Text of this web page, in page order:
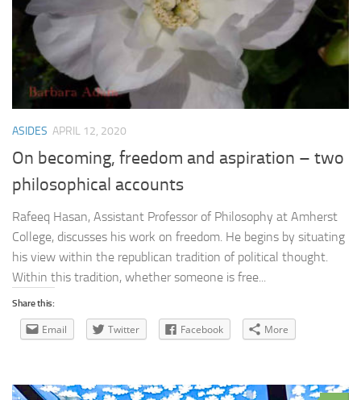
ASIDES APRIL 12, 2020
On becoming, freedom and aspiration – two
philosophical accounts
Rafeeq Hasan, Assistant Professor of Philosophy at Amherst
College, discusses his work on freedom. He begins by situating
his view within the republican tradition of political thought.
Within this tradition, whether someone is free...
Share this:
Email Twitter Facebook More